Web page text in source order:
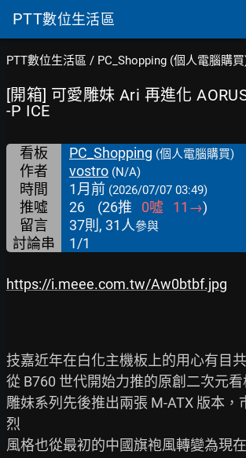
PTT數位生活區
PTT數位生活區 / PC_Shopping (個人電腦購
[開箱] 可愛雕妹 Ari 再進化
-P ICE
看板 PC_Shopping (個人電腦購買)
作者 vostro (N/A)
時間 1月前 (2026/07/07 03:49)
推噓 26 (26推 0噓 11 →)
留言
37則, 31人參與
討論串 1/1
https://i.meee.com.tw/Aw0btbf.jpg
技嘉近年在白化主機板上的用心有目
從 B760 世代開始力推的原創二次元看
雕妹系列先後推出兩張 M-ATX 版本，
烈
風格也從最初的中國旗袍風轉變為現